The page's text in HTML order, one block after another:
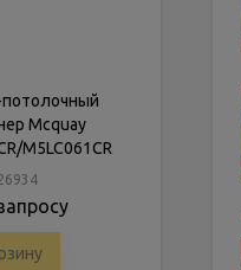
Mcquay
M5LC061CR